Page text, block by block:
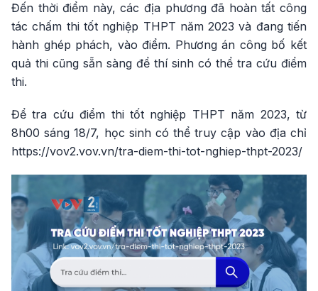
Đến thời điểm này, các địa phương đã hoàn tất công
tác chấm thi tốt nghiệp THPT năm 2023 và đang tiến
hành ghép phách, vào điểm. Phương án công bố kết
quả thi cũng sẵn sàng để thí sinh có thể tra cứu điểm
thi.
Để tra cứu điểm thi tốt nghiệp THPT năm 2023, từ
8h00 sáng 18/7, học sinh có thể truy cập vào địa chỉ
https://vov2.vov.vn/tra-diem-thi-tot-nghiep-thpt-2023/